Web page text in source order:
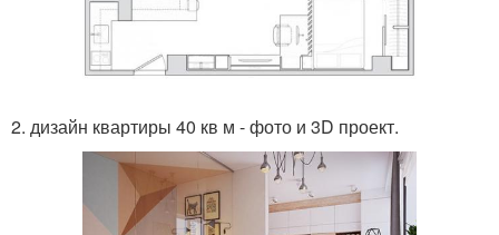
2. дизайн квартиры 40 кв м - фото и 3D проект.